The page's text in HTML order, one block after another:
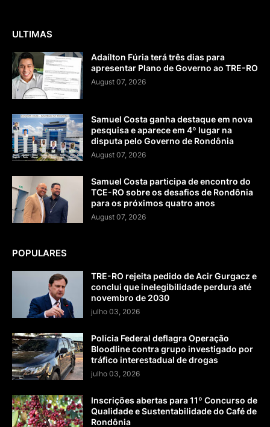
ULTIMAS
Adaílton Fúria terá três dias para
apresentar Plano de Governo ao TRE-RO
August 07, 2026
Samuel Costa ganha destaque em nova
pesquisa e aparece em 4º lugar na
disputa pelo Governo de Rondônia
August 07, 2026
Samuel Costa participa de encontro do
TCE-RO sobre os desafios de Rondônia
para os próximos quatro anos
August 07, 2026
POPULARES
TRE-RO rejeita pedido de Acir Gurgacz e
conclui que inelegibilidade perdura até
novembro de 2030
julho 03, 2026
Polícia Federal deflagra Operação
Bloodline contra grupo investigado por
tráfico interestadual de drogas
julho 03, 2026
Inscrições abertas para 11º Concurso de
Qualidade e Sustentabilidade do Café de
Rondônia